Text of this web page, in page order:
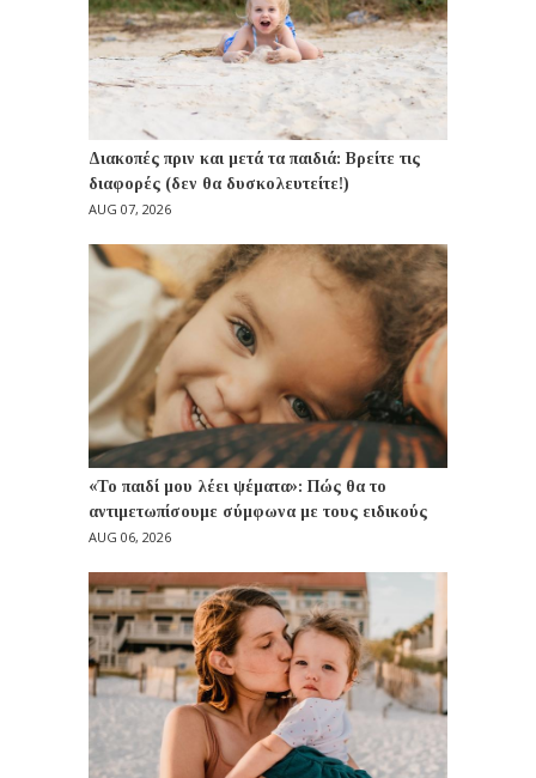
Διακοπές πριν και μετά τα παιδιά: Βρείτε τις
διαφορές (δεν θα δυσκολευτείτε!)
AUG 07, 2026
«Το παιδί μου λέει ψέματα»: Πώς θα το
αντιμετωπίσουμε σύμφωνα με τους ειδικούς
AUG 06, 2026